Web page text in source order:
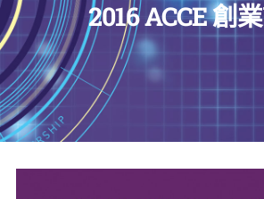
2016 ACCE 創